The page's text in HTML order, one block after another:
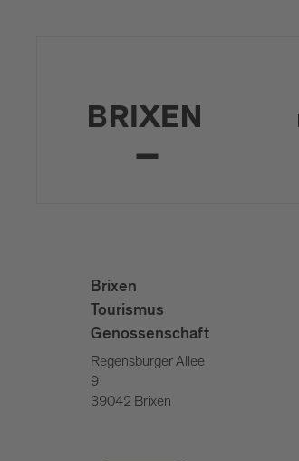
Brixen
Tourismus
Genossenschaft
Regensburger Allee
9
39042 Brixen